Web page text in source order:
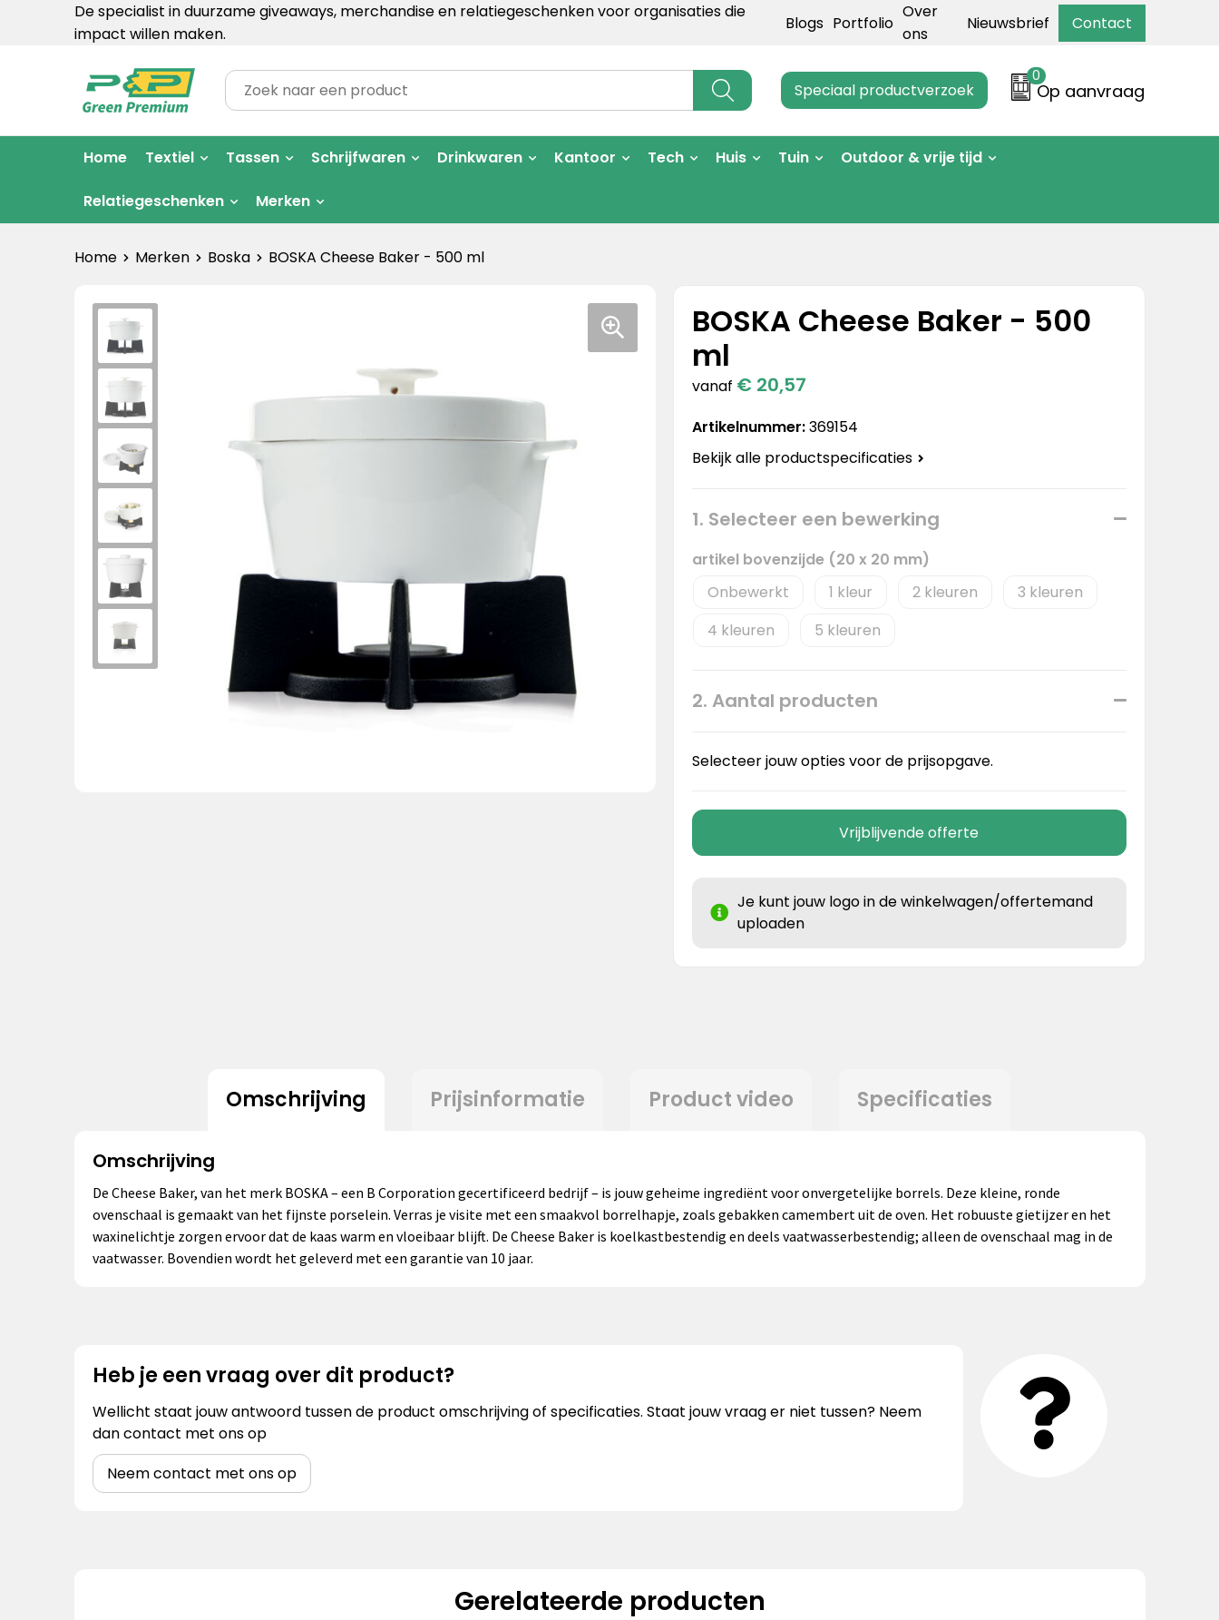
De specialist in duurzame giveaways, merchandise en relatiegeschenken voor organisaties die
impact willen maken.
Blogs Portfolio
Over
ons
Nieuwsbrief Contact
Speciaal productverzoek
0
Op aanvraag
Home Textiel Tassen Schrijfwaren Drinkwaren Kantoor Tech Huis Tuin Outdoor & vrije tijd
Relatiegeschenken Merken
Home Merken Boska BOSKA Cheese Baker - 500 ml
BOSKA Cheese Baker - 500
ml
vanaf € 20,57
Artikelnummer:369154
Bekijk alle productspecificaties
1. Selecteer een bewerking
artikel bovenzijde (20 x 20 mm)
Onbewerkt
1 2
3
4
5
2. Aantal producten
Selecteer jouw opties voor de prijsopgave.
Vrijblijvende offerte
Je kunt jouw logo in de winkelwagen/offertemand
uploaden
Omschrijving Prijsinformatie Product video Specificaties
Omschrijving
De Cheese Baker, van het merk BOSKA – een B Corporation gecertificeerd bedrijf – is jouw geheime ingrediënt voor onvergetelijke borrels. Deze kleine, ronde
ovenschaal is gemaakt van het fijnste porselein. Verras je visite met een smaakvol borrelhapje, zoals gebakken camembert uit de oven. Het robuuste gietijzer en het
waxinelichtje zorgen ervoor dat de kaas warm en vloeibaar blijft. De Cheese Baker is koelkastbestendig en deels vaatwasserbestendig; alleen de ovenschaal mag in de
vaatwasser. Bovendien wordt het geleverd met een garantie van 10 jaar.
Heb je een vraag over dit product?
Wellicht staat jouw antwoord tussen de product omschrijving of specificaties. Staat jouw vraag er niet tussen? Neem
dan contact met ons op
Neem contact met ons op
Gerelateerde producten